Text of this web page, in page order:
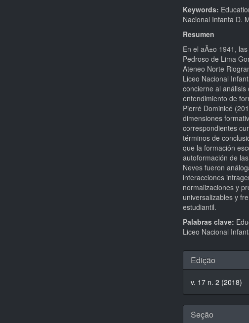
Keywords:
Nacional Infanta D.
Resumen
En el aÃ±o 1941,
Pedroso de Lima
Ateneo Norte
Liceo Nacional
concierne al
entendimiento de
Pierré Dominicé
dimensiones
correspondientes
términos de
que la formación
autoformación de
Neves fueron
interacciones
normalizaciones y
universalizables y
estudiantil.
Palabras clave:
Liceo Nacional
Detalhes
do
artigo
Edição
v. 17 n. 2 (2018)
Seção